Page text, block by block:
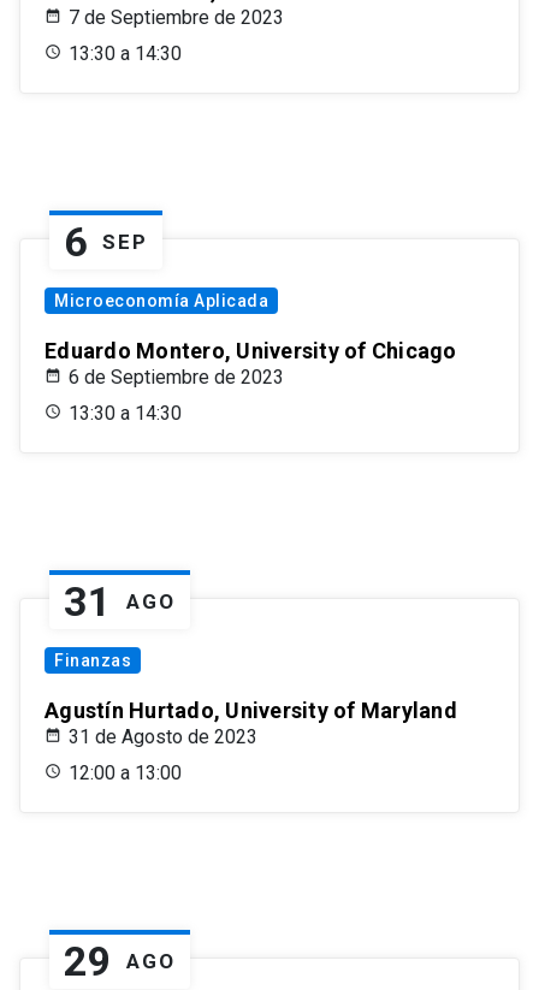
7 de Septiembre de 2023
13:30 a 14:30
6 SEP
Microeconomía Aplicada
Eduardo Montero, University of Chicago
6 de Septiembre de 2023
13:30 a 14:30
31 AGO
Finanzas
Agustín Hurtado, University of Maryland
31 de Agosto de 2023
12:00 a 13:00
29 AGO